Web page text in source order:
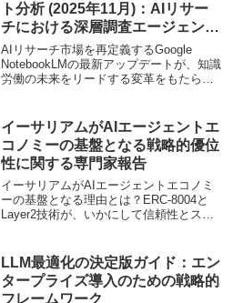
ト分析 (2025年11月)：AIリサー
チにおける深層調査エージェント
とパーソナル知識ハブへの進化
AIリサーチ市場を再定義するGoogle
NotebookLMの最新アップデートが、知識
労働の未来をリードする変革をもたらし
イーサリアムがAIエージェントエ
コノミーの基盤となる戦略的優位
性に関する専門家報告
イーサリアムがAIエージェントエコノミ
ーの基盤となる理由とは？ERC-8004と
Layer2技術が、いかにして信頼性とスケ
例と共に解説します
LLM最適化の決定版ガイド：エン
タープライズ導入のための戦略的
フレームワーク